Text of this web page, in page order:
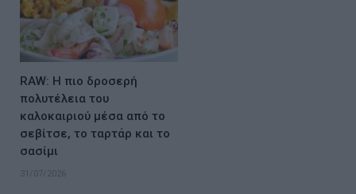
RAW: Η πιο δροσερή
πολυτέλεια του
καλοκαιριού μέσα από το
σεβίτσε, το ταρτάρ και το
σασίμι
31/07/2026